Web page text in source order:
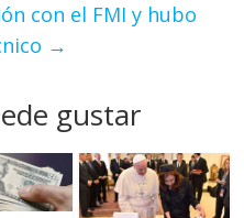
con el FMI y hubo
→
gustar